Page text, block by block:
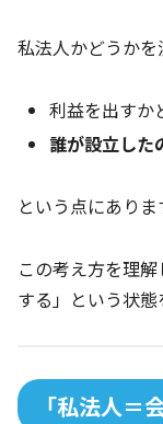
私法人かどうかを
利益を出すか
誰が設立した
という点にありま
この考え方を理
する」という状態
「私法人＝